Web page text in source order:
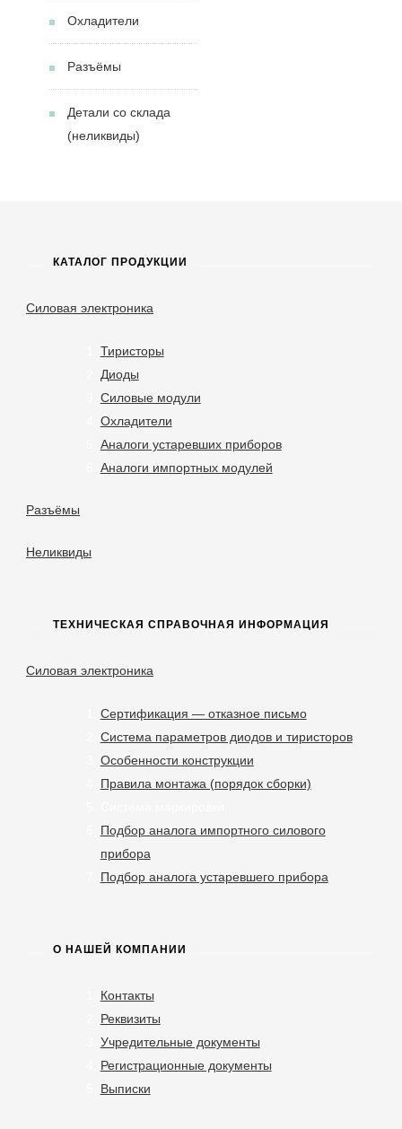
Охладители
Разъёмы
Детали со склада
(неликвиды)
КАТАЛОГ ПРОДУКЦИИ
Силовая электроника
Тиристоры
Диоды
Силовые модули
Охладители
Аналоги устаревших приборов
Аналоги импортных модулей
Разъёмы
Неликвиды
ТЕХНИЧЕСКАЯ СПРАВОЧНАЯ ИНФОРМАЦИЯ
Силовая электроника
Сертификация — отказное письмо
Система параметров диодов и тиристоров
Особенности конструкции
Правила монтажа (порядок сборки)
Подбор аналога импортного силового
прибора
Подбор аналога устаревшего прибора
О НАШЕЙ КОМПАНИИ
Контакты
Реквизиты
Учредительные документы
Регистрационные документы
Выписки